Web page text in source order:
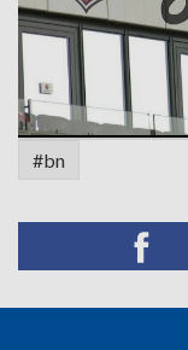
#bn